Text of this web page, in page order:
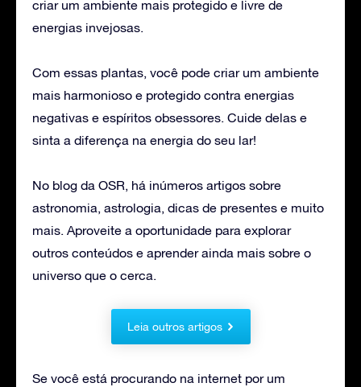
criar um ambiente mais protegido e livre de
energias invejosas.
Com essas plantas, você pode criar um ambiente
mais harmonioso e protegido contra energias
negativas e espíritos obsessores. Cuide delas e
sinta a diferença na energia do seu lar!
No blog da OSR, há inúmeros artigos sobre
astronomia, astrologia, dicas de presentes e muito
mais. Aproveite a oportunidade para explorar
outros conteúdos e aprender ainda mais sobre o
universo que o cerca.
Leia outros artigos
Se você está procurando na internet por um